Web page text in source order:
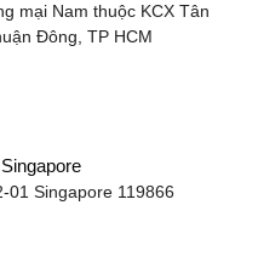
mại Nam thuộc KCX Tân
Đông, TP HCM
01 Singapore 119866